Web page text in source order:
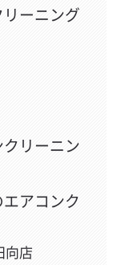
ーニング
リーニン
アコンク
向店